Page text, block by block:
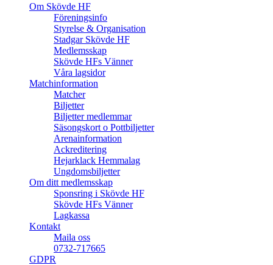
Om Skövde HF
Föreningsinfo
Styrelse & Organisation
Stadgar Skövde HF
Medlemsskap
Skövde HFs Vänner
Våra lagsidor
Matchinformation
Matcher
Biljetter
Biljetter medlemmar
Säsongskort o Pottbiljetter
Arenainformation
Ackreditering
Hejarklack Hemmalag
Ungdomsbiljetter
Om ditt medlemsskap
Sponsring i Skövde HF
Skövde HFs Vänner
Lagkassa
Kontakt
Maila oss
0732-717665
GDPR